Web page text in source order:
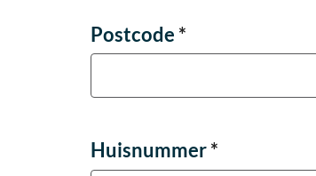
Postcode *
Huisnummer*